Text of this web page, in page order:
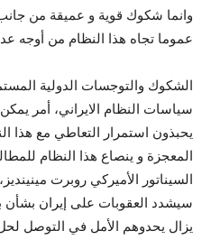
وانما شکوك قوية و عميقة من
عموما تجاه هذا النظام من أوجه
الشکوك والتوجسات الدولية
سياسات النظام الايراني، أمر
يحبذون استمرار التعاطي مع هذا
المعجزة و ينصاع هذا النظام
السيناتور الأميركي روبرت
سيشدد العقوبات على إيران بشأن
يزال يحدوهم الأمل في التوصل